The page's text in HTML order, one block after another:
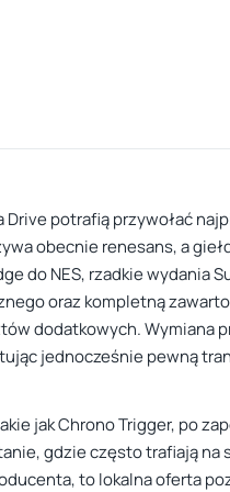
potrafią przywołać
obecnie renesans, a
do NES, rzadkie wydania
oraz kompletną
dodatkowych. Wymiana
jednocześnie pewną
jak Chrono Trigger, po
gdzie często trafiają
to lokalna oferta